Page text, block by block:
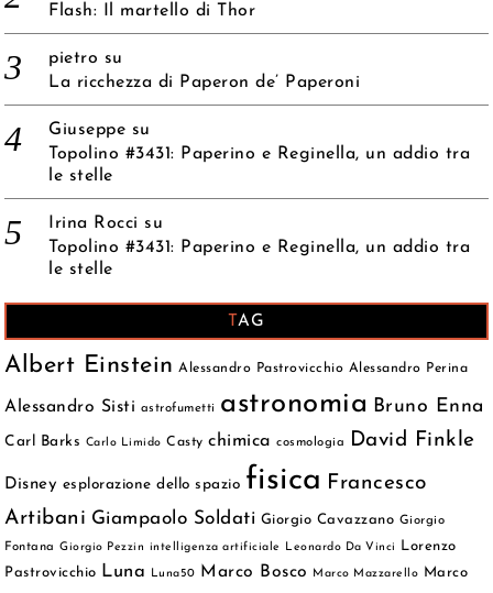
Flash: Il martello di Thor
pietro su
La ricchezza di Paperon de’ Paperoni
Giuseppe su
Topolino #3431: Paperino e Reginella, un addio tra
le stelle
Irina Rocci su
Topolino #3431: Paperino e Reginella, un addio tra
le stelle
TAG
Albert Einstein Alessandro Pastrovicchio Alessandro Perina
Alessandro Sisti astrofumetti astronomia Bruno Enna
Carl Barks Carlo Limido Casty chimica cosmologia David Finkle
Disney esplorazione dello spazio fisica Francesco
Artibani Giampaolo Soldati Giorgio Cavazzano Giorgio
Fontana Giorgio Pezzin intelligenza artificiale Leonardo Da Vinci
Lorenzo
Pastrovicchio
Luna Luna50 Marco Bosco Marco Mazzarello Marco